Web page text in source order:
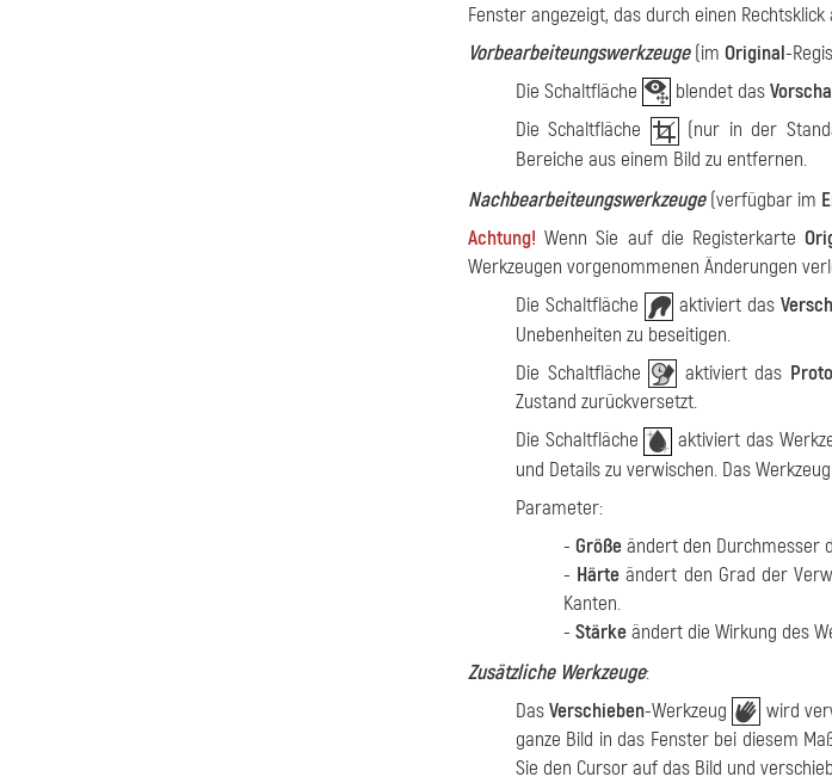
Fenster angezeigt, das durch einen
Vorbearbeiteungswerkzeuge(im Original-
Die Schaltfläche
blendet das
Die Schaltfläche
(nur in der
Bereiche aus einem Bild zu entfernen.
Nachbearbeiteungswerkzeuge(verfügbar im
Achtung! Wenn Sie auf die Registerkarte
Werkzeugen vorgenommenen Änderungen
Die Schaltfläche
aktiviert das
Unebenheiten zu beseitigen.
Die Schaltfläche
aktiviert das
Zustand zurückversetzt.
Die Schaltfläche
aktiviert das
und Details zu verwischen. Das
Parameter:
- Größeändert den Durchmesser
- Härte ändert den Grad der
Kanten.
- Stärkeändert die Wirkung des
Zusätzliche Werkzeuge:
DasVerschieben-Werkzeug
wird
ganze Bild in das Fenster bei diesem
Sie den Cursor auf das Bild und